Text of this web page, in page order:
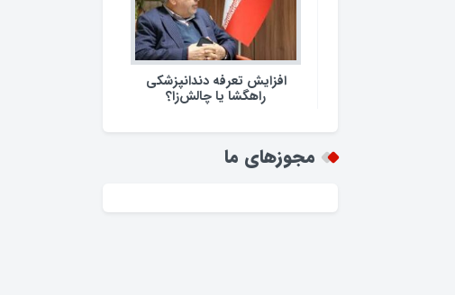
افزایش تعرفه دندانپزشکی
راهگشا یا چالش‌زا؟
مجوزهای ما